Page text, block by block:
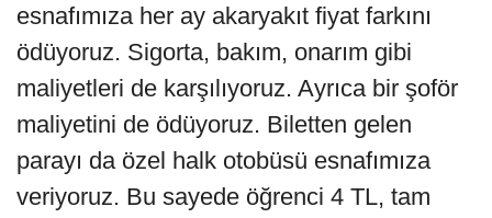
esnafımıza her ay akaryakıt fiyat farkını
ödüyoruz. Sigorta, bakım, onarım gibi
maliyetleri de karşılıyoruz. Ayrıca bir şoför
maliyetini de ödüyoruz. Biletten gelen
parayı da özel halk otobüsü esnafımıza
veriyoruz. Bu sayede öğrenci 4 TL, tam